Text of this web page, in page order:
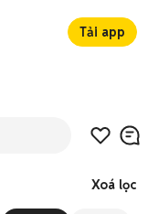
Tải app
Xoá lọc